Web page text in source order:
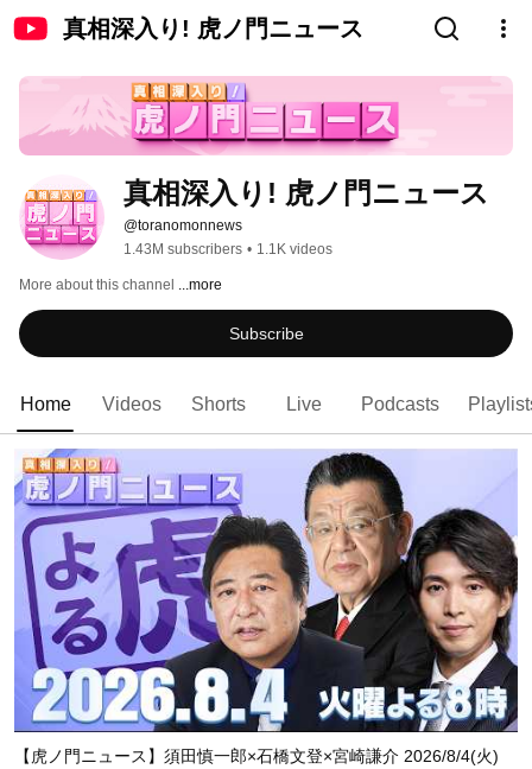
真相深入り! 虎ノ門ニュース
真相深入り! 虎ノ門ニュース
@toranomonnews
1.43M subscribers • 1.1K videos
More about this channel ...more
Subscribe
Home Videos Shorts Live Podcasts
【虎ノ門ニュース】須田慎一郎×石橋文登×宮崎謙介 2026/8/4(火)